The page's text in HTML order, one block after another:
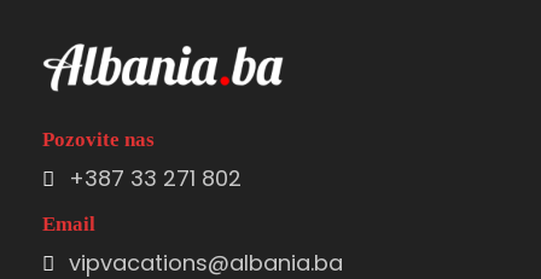
Pozovite nas
+387 33 271 802
Email
vipvacations@albania.ba